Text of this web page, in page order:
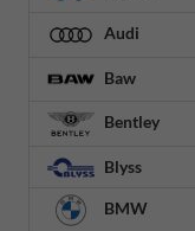
Audi
Baw
Bentley
Blyss
BMW